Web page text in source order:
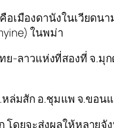
อเมืองดานังในเวียด
ในพม่า
ลาวแห่งที่สองที่ จ.มุ
ล่มสัก อ.ชุมแพ จ.ขอน
โดยจะส่งผลให้หลาย